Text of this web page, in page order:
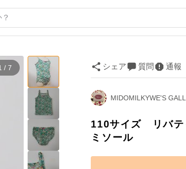
/ 7 シェア 質問 通報
MIDOMILKYWE'S
110サイズ リバテ
ミソール